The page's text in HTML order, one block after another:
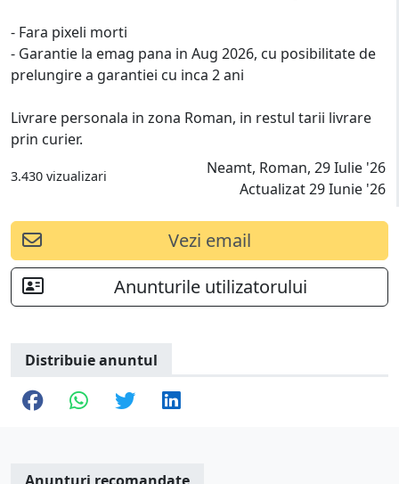
- Fara pixeli morti
- Garantie la emag pana in Aug 2026, cu posibilitate de
prelungire a garantiei cu inca 2 ani
Livrare personala in zona Roman, in restul tarii livrare
prin curier.
3.430 vizualizari
Neamt, Roman, 29 Iulie '26
Actualizat 29 Iunie '26
Vezi email
Anunturile utilizatorului
Distribuie anuntul